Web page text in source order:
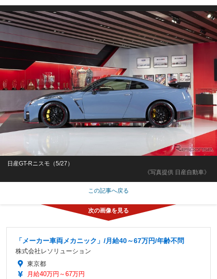
《写真提供 日産自動車》
日産GT-Rニスモ（5/27）
この記事へ戻る
「メーカー車両メカニック」/月給40～67万円/年齢不問
株式会社レソリューション
東京都
月給40万円～67万円